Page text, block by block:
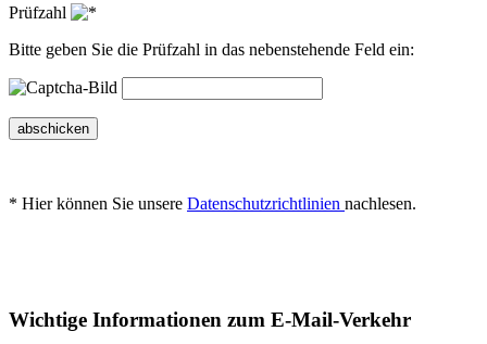
Prüfzahl
Bitte geben Sie die Prüfzahl in das nebenstehende Feld ein:
abschicken
* Hier können Sie unsere Datenschutzrichtlinien nachlesen.
Wichtige Informationen zum E-Mail-Verkehr